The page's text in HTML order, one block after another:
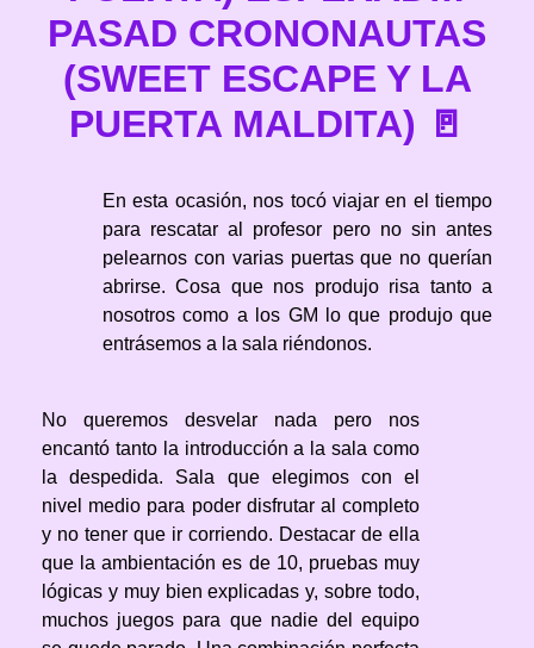
PASAD CRONONAUTAS
(SWEET ESCAPE Y LA
PUERTA MALDITA) 🚪
En esta ocasión, nos tocó viajar en el tiempo
para rescatar al profesor pero no sin antes
pelearnos con varias puertas que no querían
abrirse. Cosa que nos produjo risa tanto a
nosotros como a los GM lo que produjo que
entrásemos a la sala riéndonos.
No queremos desvelar nada pero nos
encantó tanto la introducción a la sala como
la despedida. Sala que elegimos con el
nivel medio para poder disfrutar al completo
y no tener que ir corriendo. Destacar de ella
que la ambientación es de 10, pruebas muy
lógicas y muy bien explicadas y, sobre todo,
muchos juegos para que nadie del equipo